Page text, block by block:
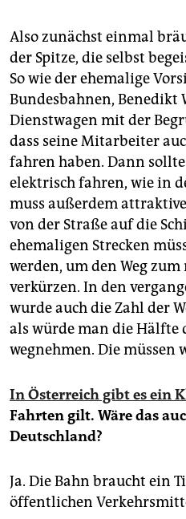
Also zunächst einmal
der Spitze, die selbst
So wie der ehemalige
Bundesbahnen, Benedikt
Dienstwagen mit der
dass seine Mitarbeiter
fahren haben. Dann
elektrisch fahren, wie in
muss außerdem
von der Straße auf die
ehemaligen Strecken
werden, um den Weg
verkürzen. In den
wurde auch die Zahl der
als würde man die Hälfte
wegnehmen. Die müssen
In Österreich gibt es ein
Fahrten gilt. Wäre das
Deutschland?
Ja. Die Bahn braucht ein
öffentlichen